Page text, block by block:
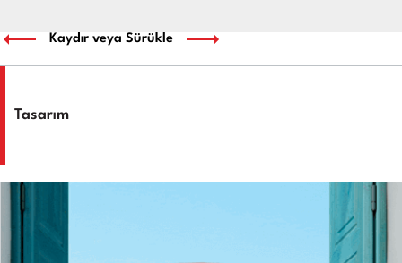
Kaydır veya Sürükle
Tasarım